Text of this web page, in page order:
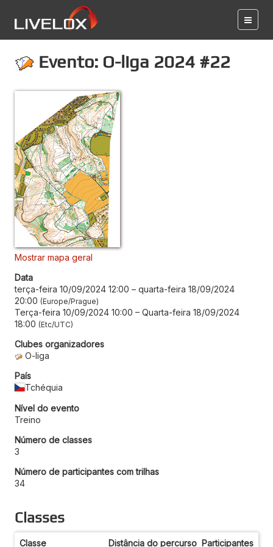
Evento: O-liga 2024 #22
Mostrar mapa geral
Data
terça-feira 10/09/2024 12:00 – quarta-feira 18/09/2024
20:00 Europe/Prague
Terça-feira 10/09/2024 10:00 – Quarta-feira 18/09/2024
18:00 Etc/UTC
Clubes organizadores
O-liga
País
Tchéquia
Nível do evento
Treino
Número de classes
3
Número de participantes com trilhas
34
Classes
Classe Distância do percurso Participantes